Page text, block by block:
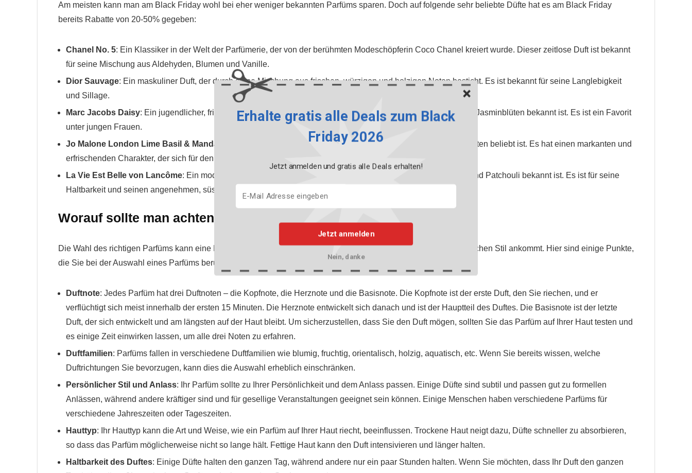
Am meisten kann man am Black Friday wohl bei eher weniger bekannten Parfüms sparen. Doch auf folgende sehr beliebte Düfte hat es am Black Friday
bereits Rabatte von 20-50% gegeben:
Chanel No. 5: Ein Klassiker in der Welt der Parfümerie, der von der berühmten Modeschöpferin Coco Chanel kreiert wurde. Dieser zeitlose Duft ist bekannt
für seine Mischung aus Aldehyden, Blumen und Vanille.
Dior Sauvage: Ein maskuliner Duft, der durch seine Mischung aus frischen, würzigen und holzigen Noten besticht. Es ist bekannt für seine Langlebigkeit
und Sillage.
Marc Jacobs Daisy: Ein jugendlicher, frischer Duft, der für seine Mischung aus Erdbeeren, Veilchenblättern und Jasminblüten bekannt ist. Es ist ein Favorit
unter jungen Frauen.
Jo Malone London Lime Basil & Mandarin
: Ein unisex Duft, der für seine zitrus-frischen und leicht würzigen Noten beliebt ist. Es hat einen markanten und
erfrischenden Charakter, der sich für den täglichen Gebrauch eignet.
La Vie Est Belle von Lancôme: Ein moderner, femininer Duft, der für seine süssen Noten von Jasmin, Orange und Patchouli bekannt ist. Es ist für seine
Haltbarkeit und seinen angenehmen, süssen Duft geliebt.
Worauf sollte man achten beim Parfümkauf am Black Friday?
Die Wahl des richtigen Parfüms kann eine Herausforderung sein, da es auf individuelle Vorlieben und den persönlichen Stil ankommt. Hier sind einige Punkte,
die Sie bei der Auswahl eines Parfüms berücksichtigen sollten:
Duftnote: Jedes Parfüm hat drei Duftnoten – die Kopfnote, die Herznote und die Basisnote. Die Kopfnote ist der erste Duft, den Sie riechen, und er
verflüchtigt sich meist innerhalb der ersten 15 Minuten. Die Herznote entwickelt sich danach und ist der Hauptteil des Duftes. Die Basisnote ist der letzte
Duft, der sich entwickelt und am längsten auf der Haut bleibt. Um sicherzustellen, dass Sie den Duft mögen, sollten Sie das Parfüm auf Ihrer Haut testen und
es einige Zeit einwirken lassen, um alle drei Noten zu erfahren.
Duftfamilien: Parfüms fallen in verschiedene Duftfamilien wie blumig, fruchtig, orientalisch, holzig, aquatisch, etc. Wenn Sie bereits wissen, welche
Duftrichtungen Sie bevorzugen, kann dies die Auswahl erheblich einschränken.
Persönlicher Stil und Anlass: Ihr Parfüm sollte zu Ihrer Persönlichkeit und dem Anlass passen. Einige Düfte sind subtil und passen gut zu formellen
Anlässen, während andere kräftiger sind und für gesellige Veranstaltungen geeignet sein können. Einige Menschen haben verschiedene Parfüms für
verschiedene Jahreszeiten oder Tageszeiten.
Hauttyp: Ihr Hauttyp kann die Art und Weise, wie ein Parfüm auf Ihrer Haut riecht, beeinflussen. Trockene Haut neigt dazu, Düfte schneller zu absorbieren,
so dass das Parfüm möglicherweise nicht so lange hält. Fettige Haut kann den Duft intensivieren und länger halten.
Haltbarkeit des Duftes: Einige Düfte halten den ganzen Tag, während andere nur ein paar Stunden halten. Wenn Sie möchten, dass Ihr Duft den ganzen
Jetzt anmelden
Erhalte gratis alle Deals zum Black
Friday 2026
Jetzt anmelden und gratis alle Deals erhalten!
Nein, danke